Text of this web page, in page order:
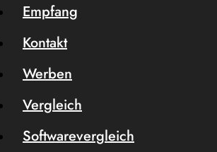
Empfang
Kontakt
Werben
Vergleich
Softwarevergleich